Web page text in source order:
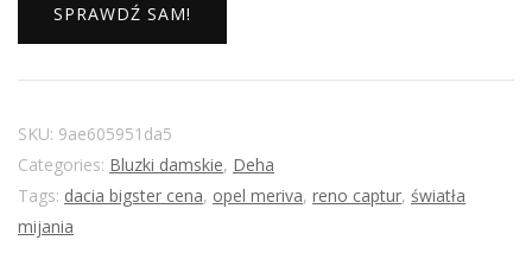
SPRAWDŹ SAM!
SKU: 9ae605951da5
Categories: Bluzki damskie, Deha
Tags: dacia bigster cena, opel meriva, reno captur, światła
mijania